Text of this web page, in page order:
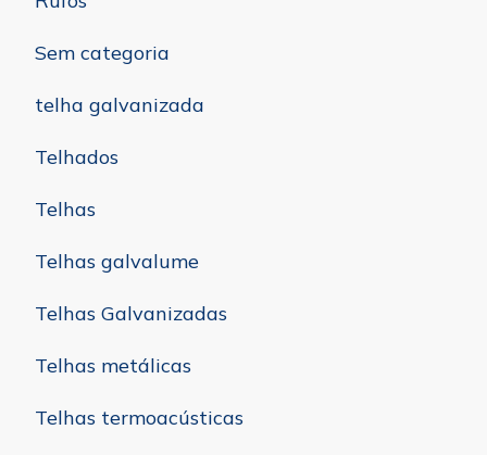
Sem categoria
telha galvanizada
Telhados
Telhas
Telhas galvalume
Telhas Galvanizadas
Telhas metálicas
Telhas termoacústicas